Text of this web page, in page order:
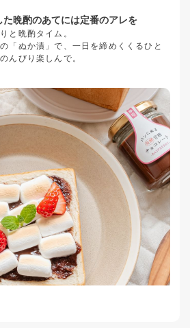
た晩酌のあてには定番のアレを
と晩酌タイム。
「ぬか漬」で、一日を締めくくるひと
んびり楽しんで。